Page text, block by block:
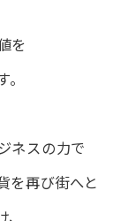
を​
ネスの​力で​
を​再び街へと​